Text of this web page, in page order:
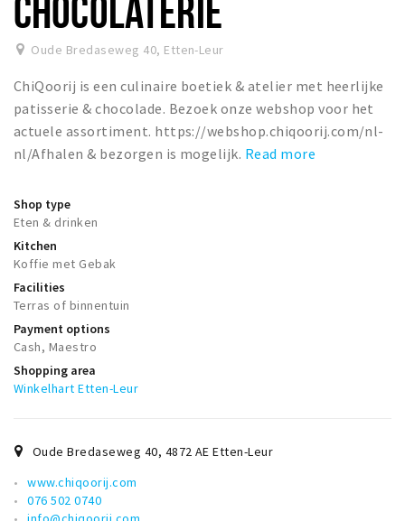
Musea, theaters & podia
Uitjes & activiteiten
Toeristische routes
Natuurgebieden
Baroniepoorten
Sport
Andere City Apps
Sign in
CHOCOLATERIE
Oude Bredaseweg 40, Etten-Leur
ChiQoorij is een culinaire boetiek & atelier met heerlijke
patisserie & chocolade. Bezoek onze webshop voor het
actuele assortiment. https://webshop.chiqoorij.com/nl-
nl/Afhalen & bezorgen is mogelijk. Read more
Shop type
Eten & drinken
Kitchen
Koffie met Gebak
Facilities
Terras of binnentuin
Payment options
Cash, Maestro
Shopping area
Winkelhart Etten-Leur
Oude Bredaseweg 40, 4872 AE Etten-Leur
www.chiqoorij.com
076 502 0740